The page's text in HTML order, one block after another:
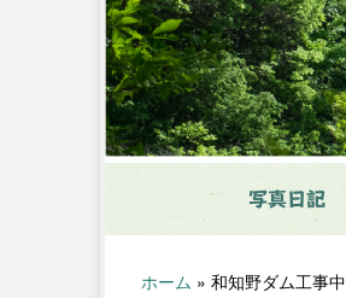
写真日記
ホーム » 和知野ダム工事中